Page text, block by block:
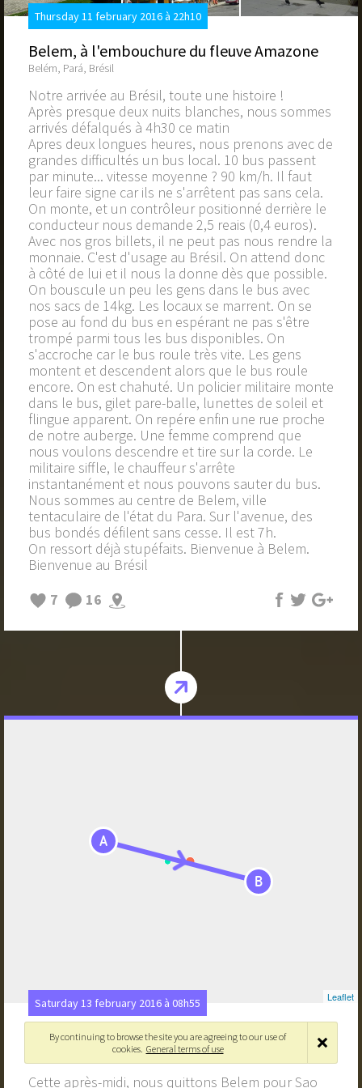
Thursday 11 february 2016 à 22h10
Belem, à l'embouchure du fleuve Amazone
Belém, Pará, Brésil
Notre arrivée au Brésil, toute une histoire !
Après presque deux nuits blanches, nous sommes
arrivés défalqués à 4h30 ce matin
Apres deux longues heures, nous prenons avec de
grandes difficultés un bus local. 10 bus passent
par minute... vitesse moyenne ? 90 km/h. Il faut
leur faire signe car ils ne s'arrêtent pas sans cela.
On monte, et un contrôleur positionné derrière le
conducteur nous demande 2,5 reais (0,4 euros).
Avec nos gros billets, il ne peut pas nous rendre la
monnaie. C'est d'usage au Brésil. On attend donc
à côté de lui et il nous la donne dès que possible.
On bouscule un peu les gens dans le bus avec
nos sacs de 14kg. Les locaux se marrent. On se
pose au fond du bus en espérant ne pas s'être
trompé parmi tous les bus disponibles. On
s'accroche car le bus roule très vite. Les gens
montent et descendent alors que le bus roule
encore. On est chahuté. Un policier militaire monte
dans le bus, gilet pare-balle, lunettes de soleil et
flingue apparent. On repére enfin une rue proche
de notre auberge. Une femme comprend que
nous voulons descendre et tire sur la corde. Le
militaire siffle, le chauffeur s'arrête
instantanément et nous pouvons sauter du bus.
Nous sommes au centre de Belem, ville
tentaculaire de l'état du Para. Sur l'avenue, des
bus bondés défilent sans cesse. Il est 7h.
On ressort déjà stupéfaits. Bienvenue à Belem.
Bienvenue au Brésil
7
16
A
B
Leaflet
Saturday 13 february 2016 à 08h55
Direction Sao Luis
Belém, Pará, Brésil›São Luís - Maranhão, Brésil
Cette après-midi, nous quittons Belem pour Sao
By continuing to browse the site you are agreeing to our use of
cookies. General terms of use